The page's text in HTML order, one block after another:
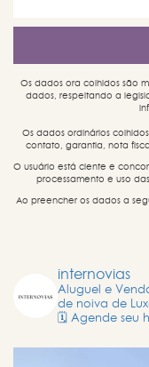
Os dados ora colhidos são
dados, respeitando a
Os dados ordinários
contato, garantia, nota
O usuário está ciente e
processamento e uso
Ao preencher os dados a
internovias
Aluguel e
de noiva de
🗓️ Agende seu